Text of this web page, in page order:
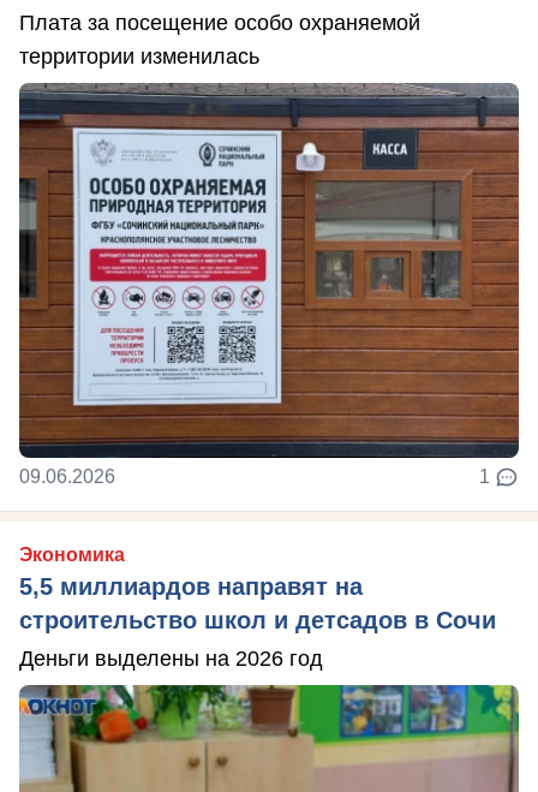
Плата за посещение особо охраняемой
территории изменилась
09.06.2026 1
Экономика
5,5 миллиардов направят на
строительство школ и детсадов в Сочи
Деньги выделены на 2026 год